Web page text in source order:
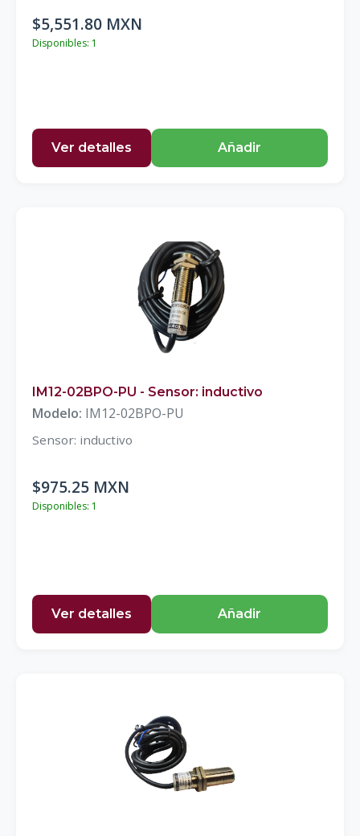
$5,551.80 MXN
Disponibles: 1
Ver detalles Añadir
IM12-02BPO-PU - Sensor: inductivo
Modelo: IM12-02BPO-PU
Sensor: inductivo
$975.25 MXN
Disponibles: 1
Ver detalles Añadir